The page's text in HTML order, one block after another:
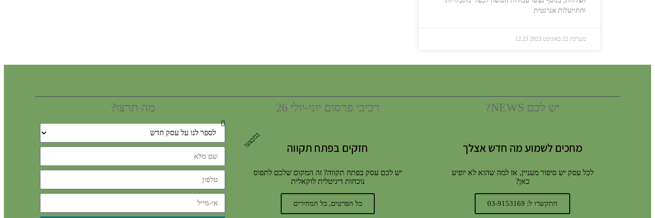
והתייעלות אנרגטית.
מערכת 22 באוגוסט 2023 12:23
יש לכם NEWS?
מחכים לשמוע מה חדש אצלך
לכל עסק יש סיפור מעניין, אז למה שהוא לא יופיע
כאן?
התקשרו ל: 03-9153169
רכיבי פרסום יוני-יולי 26
חזקים בפתח תקווה
יש לכם עסק בפתח תקווה? זה המקום שלכם לתפוס
נוכחות דיגיטלית לוקאלית
כל הפרטים, כל המחירים
במבצע!
מה תרצו?